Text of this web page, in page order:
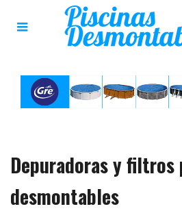
Depuradoras y filtros
desmontables